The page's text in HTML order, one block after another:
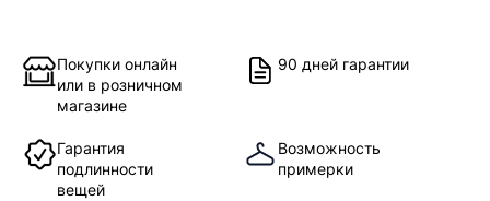
Покупки онлайн
или в розничном
магазине
90 дней гарантии
Гарантия
подлинности
вещей
Возможность
примерки